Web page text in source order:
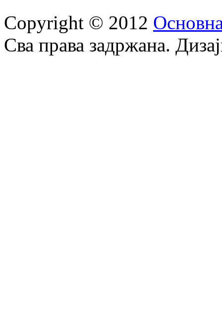
Copyright © 2012
Сва права задржана.